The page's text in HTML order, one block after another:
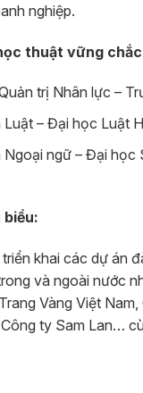
nghiệp.
thuật vững
trị Nhân lực –
Luật – Đại học Luật
Ngoại ngữ – Đại
biểu:
khai các dự án
và ngoài nước
Vàng Việt
ty Sam Lan…